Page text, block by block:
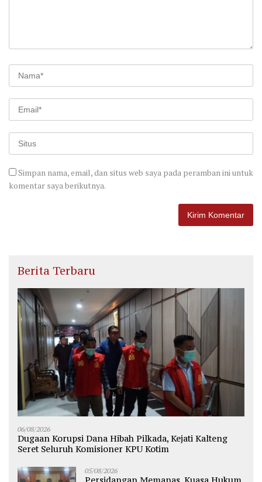
Simpan nama, email, dan situs web saya pada peramban ini untuk
komentar saya berikutnya.
Berita Terbaru
06/08/2026
Dugaan Korupsi Dana Hibah Pilkada, Kejati Kalteng
Seret Seluruh Komisioner KPU Kotim
05/08/2026
Persidangan Memanas, Kuasa Hukum